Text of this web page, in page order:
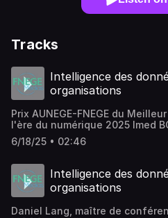
Tracks
Intelligence des
organisations
Prix AUNEGE-FNEGE du
l'ère du numérique 2025 Imed BOUGHZALA, Professeur,
Directeur ENSIIE, présente le
Données au service des
Le programme combine
évaluation formative,
progresser à leur rythme.
1000 participants depuis
6/18/25 • 02:46
Intelligence des
organisations
Daniel Lang, maître de